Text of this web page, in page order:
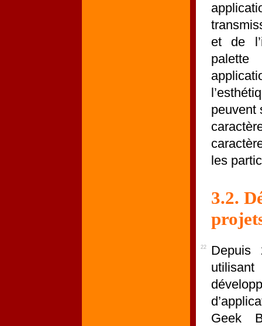
et de
palette
peuvent
les
3.2.
22
Depuis
Geek